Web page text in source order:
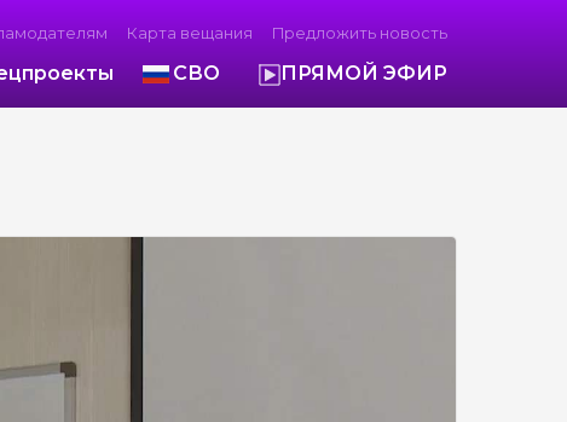
Карта вещания Предложить новость
СВО ПРЯМОЙ ЭФИР